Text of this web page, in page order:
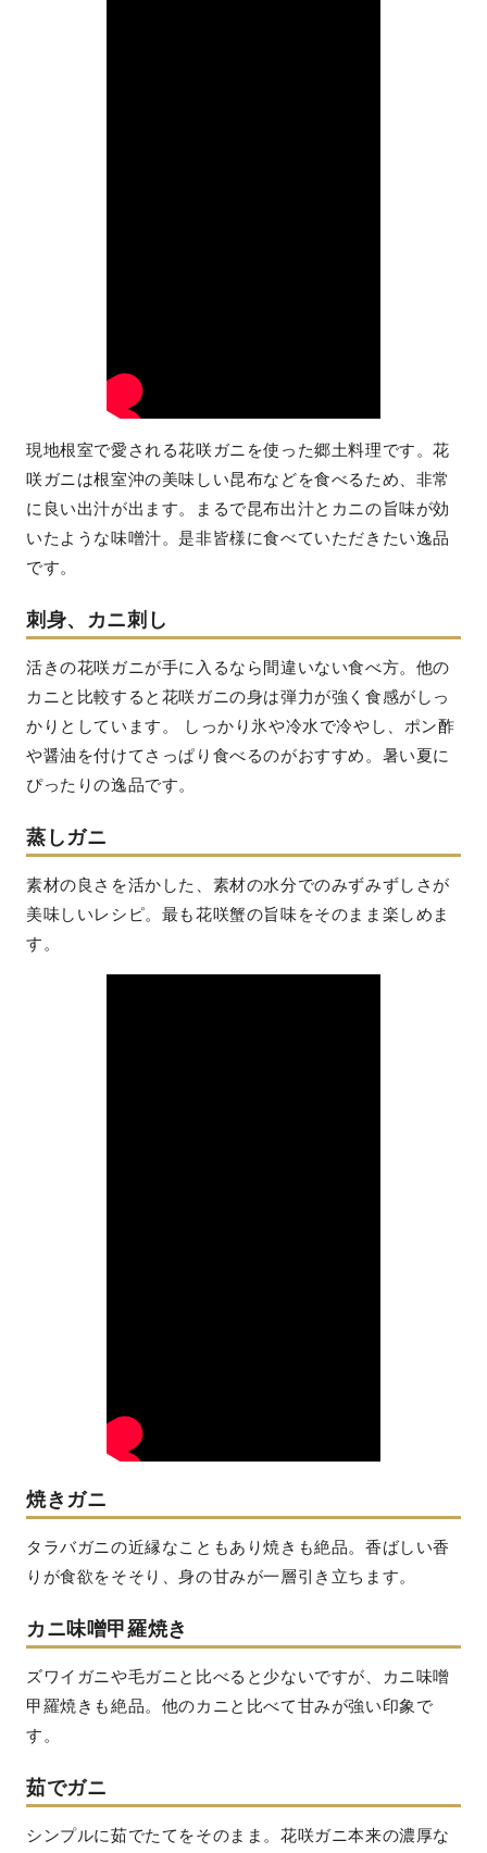
現地根室で愛される花咲ガニを使った郷土料理です。花
咲ガニは根室沖の美味しい昆布などを食べるため、非常
に良い出汁が出ます。まるで昆布出汁とカニの旨味が効
いたような味噌汁。是非皆様に食べていただきたい逸品
です。
刺身、カニ刺し
活きの花咲ガニが手に入るなら間違いない食べ方。他の
カニと比較すると花咲ガニの身は弾力が強く食感がしっ
かりとしています。 しっかり氷や冷水で冷やし、ポン酢
や醤油を付けてさっぱり食べるのがおすすめ。暑い夏に
ぴったりの逸品です。
蒸しガニ
素材の良さを活かした、素材の水分でのみずみずしさが
美味しいレシピ。最も花咲蟹の旨味をそのまま楽しめま
す。
焼きガニ
タラバガニの近縁なこともあり焼きも絶品。香ばしい香
りが食欲をそそり、身の甘みが一層引き立ちます。
カニ味噌甲羅焼き
ズワイガニや毛ガニと比べると少ないですが、カニ味噌
甲羅焼きも絶品。他のカニと比べて甘みが強い印象で
す。
茹でガニ
シンプルに茹でたてをそのまま。花咲ガニ本来の濃厚な